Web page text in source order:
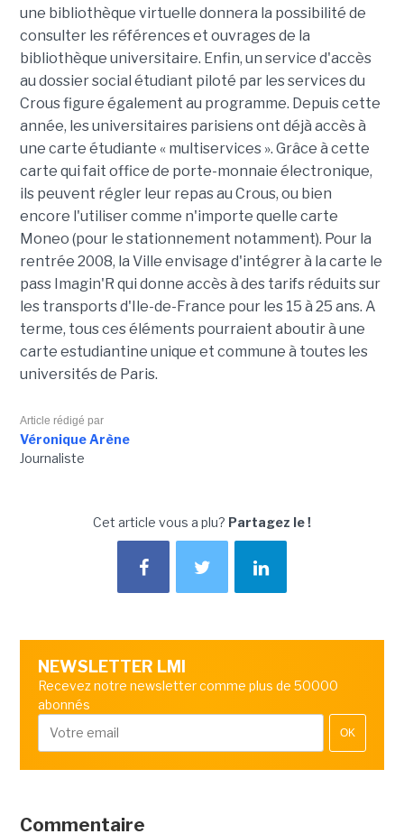
une bibliothèque virtuelle donnera la possibilité de
consulter les références et ouvrages de la
bibliothèque universitaire. Enfin, un service d'accès
au dossier social étudiant piloté par les services du
Crous figure également au programme. Depuis cette
année, les universitaires parisiens ont déjà accès à
une carte étudiante « multiservices ». Grâce à cette
carte qui fait office de porte-monnaie électronique,
ils peuvent régler leur repas au Crous, ou bien
encore l'utiliser comme n'importe quelle carte
Moneo (pour le stationnement notamment). Pour la
rentrée 2008, la Ville envisage d'intégrer à la carte le
pass Imagin'R qui donne accès à des tarifs réduits sur
les transports d'Ile-de-France pour les 15 à 25 ans. A
terme, tous ces éléments pourraient aboutir à une
carte estudiantine unique et commune à toutes les
universités de Paris.
Article rédigé par
Véronique Arène
Journaliste
Cet article vous a plu? Partagez le !
NEWSLETTER LMI
Recevez notre newsletter comme plus de 50000
abonnés
OK
Commentaire